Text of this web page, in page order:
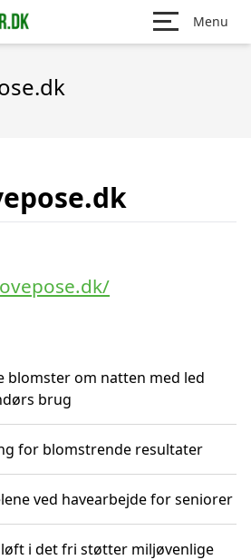
Menu
blomster om natten med led
brug
for blomstrende resultater
ved havearbejde for seniorer
i det fri støtter miljøvenlige